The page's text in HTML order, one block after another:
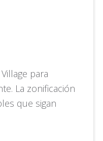
para
La zonificación
que sigan